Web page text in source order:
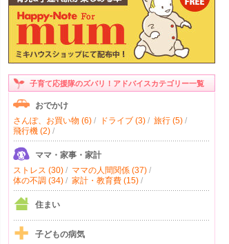
子育て応援隊のズバリ！アドバイスカテゴリー一覧
おでかけ
さんぽ、お買い物 (6)/ ドライブ (3)/ 旅行 (5)/
飛行機 (2)/
ママ・家事・家計
ストレス (30)/ ママの人間関係 (37)/
体の不調 (34)/ 家計・教育費 (15)/
住まい
子どもの病気